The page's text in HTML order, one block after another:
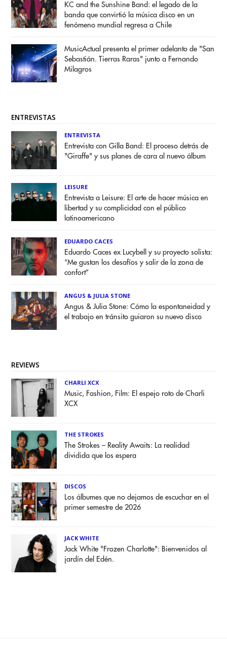
KC and the Sunshine Band: el legado de la
banda que convirtió la música disco en un
fenómeno mundial regresa a Chile
MusicActual presenta el primer adelanto de "San
Sebastián. Tierras Raras" junto a Fernando
Milagros
ENTREVISTAS
ENTREVISTA
Entrevista con Gilla Band: El proceso detrás de
"Giraffe" y sus planes de cara al nuevo álbum
LEISURE
Entrevista a Leisure: El arte de hacer música en
libertad y su complicidad con el público
latinoamericano
EDUARDO CACES
Eduardo Caces ex Lucybell y su proyecto solista:
“Me gustan los desafíos y salir de la zona de
confort”
ANGUS & JULIA STONE
Angus & Julia Stone: Cómo la espontaneidad y
el trabajo en tránsito guiaron su nuevo disco
REVIEWS
CHARLI XCX
Music, Fashion, Film: El espejo roto de Charli
XCX
THE STROKES
The Strokes – Reality Awaits: La realidad
dividida que los espera
DISCOS
Los álbumes que no dejamos de escuchar en el
primer semestre de 2026
JACK WHITE
Jack White "Frozen Charlotte": Bienvenidos al
jardín del Edén.